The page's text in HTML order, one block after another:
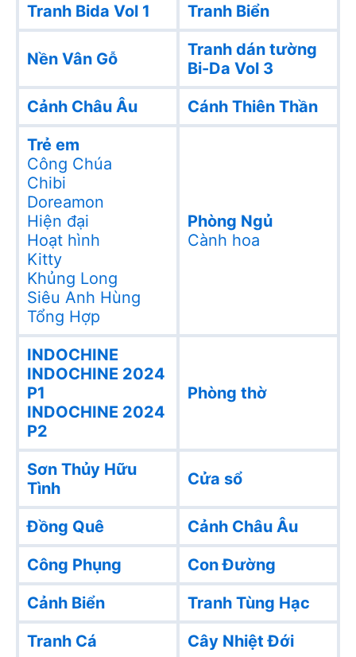
Tranh Bida Vol 1
Tranh Biển
Nền Vân Gỗ
Tranh dán tường
Bi-Da Vol 3
Cảnh Châu Âu
Cánh Thiên Thần
Trẻ em
Công Chúa
Chibi
Doreamon
Hiện đại
Hoạt hình
Kitty
Khủng Long
Siêu Anh Hùng
Tổng Hợp
Phòng Ngủ
Cành hoa
INDOCHINE
INDOCHINE 2024
P1
INDOCHINE 2024
P2
Phòng thờ
Sơn Thủy Hữu
Tình
Cửa sổ
Đồng Quê
Cảnh Châu Âu
Công Phụng
Con Đường
Cảnh Biển
Tranh Tùng Hạc
Tranh Cá
Cây Nhiệt Đới